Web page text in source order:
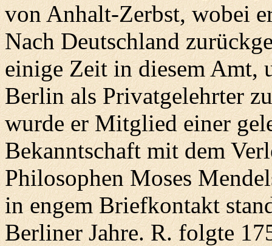
von Anhalt-Zerbst, wobei
Nach Deutschland
einige Zeit in diesem Amt,
Berlin als Privatgelehrter
wurde er Mitglied einer
Bekanntschaft mit dem
Philosophen Moses
in engem Briefkontakt
Berliner Jahre. R. folgte